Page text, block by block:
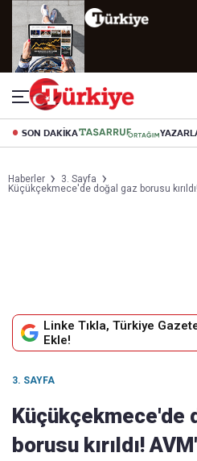
SON DAKİKA
Haberler
3. Sayfa
Küçükçekmece'de doğal gaz borusu
Linke Tıkla, Türkiye
Ekle!
3. SAYFA
Küçükçekmece'de
borusu kırıldı!